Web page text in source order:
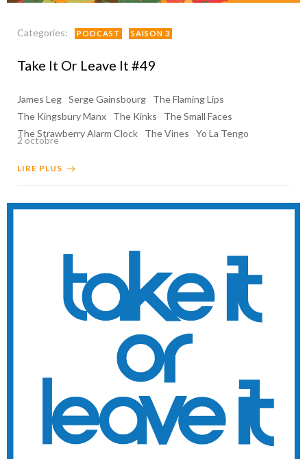
Categories: PODCAST SAISON 3
Take It Or Leave It #49
James Leg Serge Gainsbourg
The Flaming Lips
The Kingsbury Manx
The Kinks
The Small Faces
The Strawberry Alarm Clock
The Vines Yo La Tengo
2 octobre
LIRE PLUS